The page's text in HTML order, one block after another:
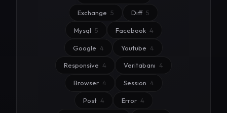
Exchange 5 Diff 5
Mysql 5 Facebook 4
Google 4 Youtube 4
Responsive 4 Veritabanı 4
Browser 4 Session 4
Post 4 Error 4